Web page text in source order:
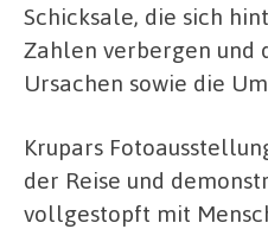
Schicksale, die sich
Zahlen verbergen und
Ursachen sowie die
Krupars
der Reise und
vollgestopft mit